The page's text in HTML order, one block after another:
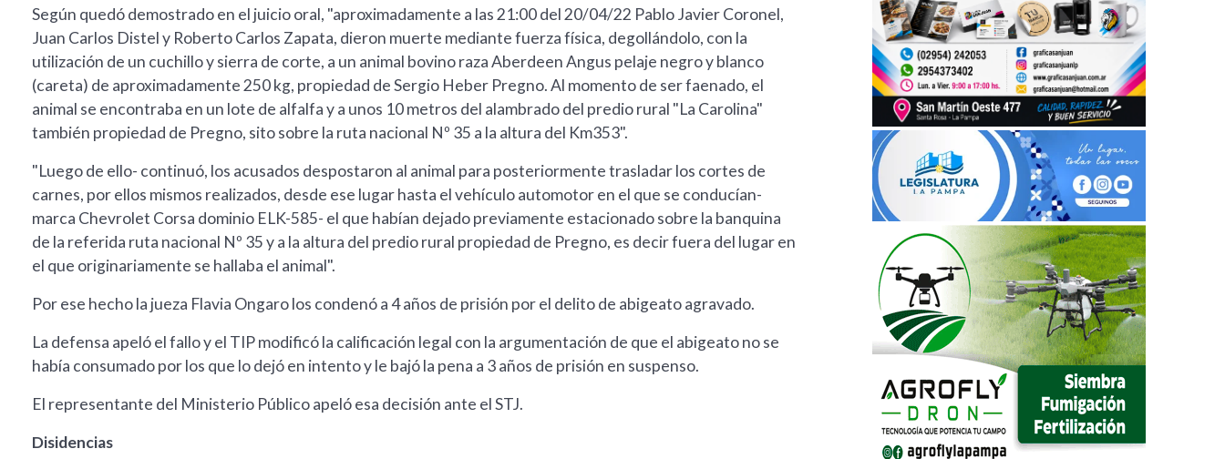
Según quedó demostrado en el juicio oral, "aproximadamente a las 21:00 del 20/04/22 Pablo Javier Coronel,
Juan Carlos Distel y Roberto Carlos Zapata, dieron muerte mediante fuerza física, degollándolo, con la
utilización de un cuchillo y sierra de corte, a un animal bovino raza Aberdeen Angus pelaje negro y blanco
(careta) de aproximadamente 250 kg, propiedad de Sergio Heber Pregno. Al momento de ser faenado, el
animal se encontraba en un lote de alfalfa y a unos 10 metros del alambrado del predio rural "La Carolina"
también propiedad de Pregno, sito sobre la ruta nacional Nº 35 a la altura del Km353".
"Luego de ello- continuó, los acusados despostaron al animal para posteriormente trasladar los cortes de
carnes, por ellos mismos realizados, desde ese lugar hasta el vehículo automotor en el que se conducían-
marca Chevrolet Corsa dominio ELK-585- el que habían dejado previamente estacionado sobre la banquina
de la referida ruta nacional Nº 35 y a la altura del predio rural propiedad de Pregno, es decir fuera del lugar en
el que originariamente se hallaba el animal".
Por ese hecho la jueza Flavia Ongaro los condenó a 4 años de prisión por el delito de abigeato agravado.
La defensa apeló el fallo y el TIP modificó la calificación legal con la argumentación de que el abigeato no se
había consumado por los que lo dejó en intento y le bajó la pena a 3 años de prisión en suspenso.
El representante del Ministerio Público apeló esa decisión ante el STJ.
Disidencias